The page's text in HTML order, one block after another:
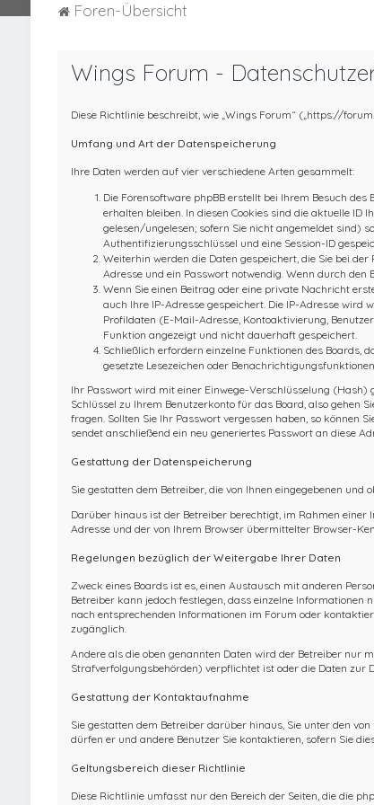
Foren-Übersicht
Wings Forum -
Diese Richtlinie beschreibt, wie „Wings Forum“ („https://
Umfang und Art der Datenspeicherung
Ihre Daten werden auf vier verschiedene Arten gesammelt:
Die Forensoftware phpBB erstellt bei Ihrem Besuch
erhalten bleiben. In diesen Cookies sind die aktuelle
gelesen/ungelesen; sofern Sie nicht angemeldet sind)
Authentifizierungsschlüssel und eine Session-ID
Weiterhin werden die Daten gespeichert, die Sie bei
Adresse und ein Passwort notwendig. Wenn durch
Wenn Sie einen Beitrag oder eine private Nachricht
auch Ihre IP-Adresse gespeichert. Die IP-Adresse
Profildaten (E-Mail-Adresse, Kontoaktivierung,
Funktion angezeigt und nicht dauerhaft gespeichert.
Schließlich erfordern einzelne Funktionen des Boards,
gesetzte Lesezeichen oder
Ihr Passwort wird mit einer Einwege-Verschlüsselung (Hash)
Schlüssel zu Ihrem Benutzerkonto für das Board, also gehen
fragen. Sollten Sie Ihr Passwort vergessen haben, so können
sendet anschließend ein neu generiertes Passwort an diese
Gestattung der Datenspeicherung
Sie gestatten dem Betreiber, die von Ihnen eingegebenen
Darüber hinaus ist der Betreiber berechtigt, im Rahmen
Adresse und der von Ihrem Browser übermittelter Browser-
Regelungen bezüglich der Weitergabe Ihrer Daten
Zweck eines Boards ist es, einen Austausch mit anderen
Betreiber kann jedoch festlegen, dass einzelne
nach entsprechenden Informationen im Forum oder
zugänglich.
Andere als die oben genannten Daten wird der Betreiber nur
Strafverfolgungsbehörden) verpflichtet ist oder die Daten zur
Gestattung der Kontaktaufnahme
Sie gestatten dem Betreiber darüber hinaus, Sie unter den
dürfen er und andere Benutzer Sie kontaktieren, sofern Sie
Geltungsbereich dieser Richtlinie
Diese Richtlinie umfasst nur den Bereich der Seiten, die die